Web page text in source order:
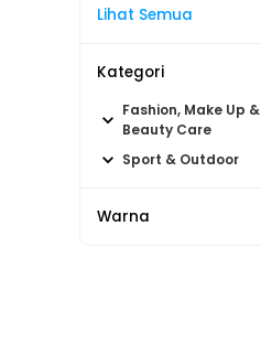
Lihat Semua
Kategori
Fashion, Make Up &
Beauty Care
Sport & Outdoor
Warna